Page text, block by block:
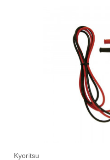
Kyoritsu